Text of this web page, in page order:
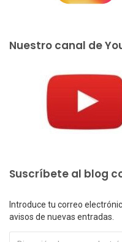
Nuestro canal de
Suscríbete al blog
Introduce tu correo
avisos de nuevas entradas.